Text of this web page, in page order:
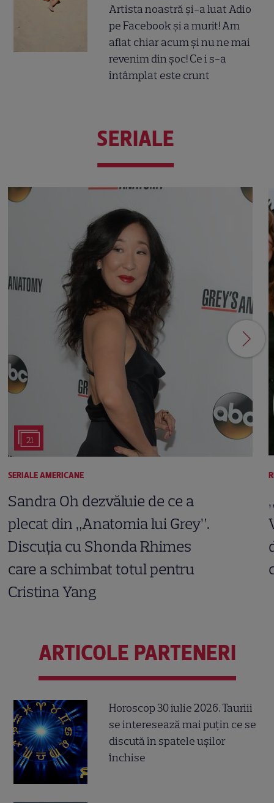
Artista noastră și-a luat Adio
pe Facebook și a murit! Am
aflat chiar acum și nu ne mai
revenim din șoc! Ce i s-a
întâmplat este crunt
SERIALE
21
SERIALE AMERICANE
Sandra Oh dezvăluie de ce a
plecat din „Anatomia lui Grey”.
Discuția cu Shonda Rhimes
care a schimbat totul pentru
Cristina Yang
ARTICOLE PARTENERI
Horoscop 30 iulie 2026. Tauriii
se interesează mai puțin ce se
discută în spatele ușilor
închise